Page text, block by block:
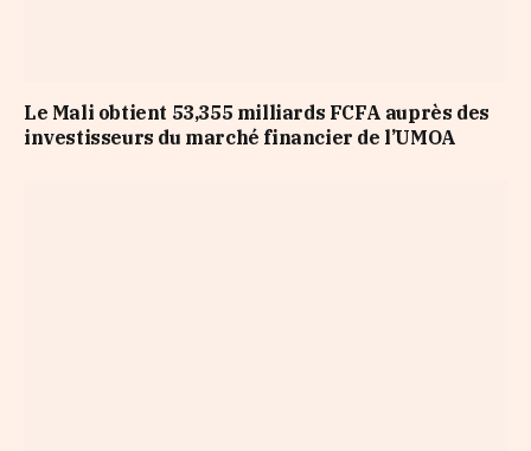
Le Mali obtient 53,355 milliards FCFA auprès des
investisseurs du marché financier de l’UMOA